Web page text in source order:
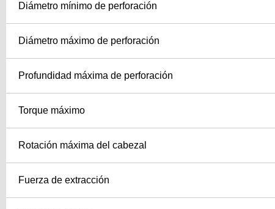
Diámetro mínimo de perforación
Diámetro máximo de perforación
Profundidad máxima de perforación
Torque máximo
Rotación máxima del cabezal
Fuerza de extracción